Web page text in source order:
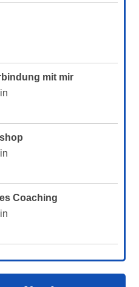
mit mir
Coaching